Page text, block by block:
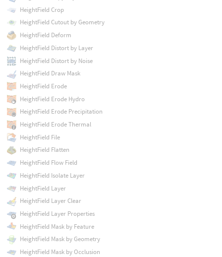
HeightField Crop
HeightField Cutout by Geometry
HeightField Deform
HeightField Distort by Layer
HeightField Distort by Noise
HeightField Draw Mask
HeightField Erode
HeightField Erode Hydro
HeightField Erode Precipitation
HeightField Erode Thermal
HeightField File
HeightField Flatten
HeightField Flow Field
HeightField Isolate Layer
HeightField Layer
HeightField Layer Clear
HeightField Layer Properties
HeightField Mask by Feature
HeightField Mask by Geometry
HeightField Mask by Occlusion